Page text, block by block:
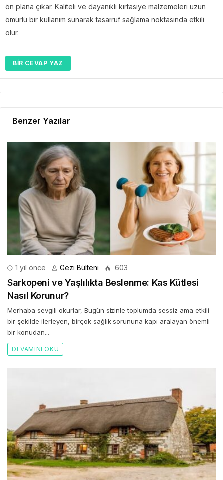
ön plana çıkar. Kaliteli ve dayanıklı kırtasiye malzemeleri uzun
ömürlü bir kullanım sunarak tasarruf sağlama noktasında etkili
olur.
BIR CEVAP YAZ
Benzer Yazılar
1 yıl önce Gezi Bülteni 603
Sarkopeni ve Yaşlılıkta Beslenme: Kas Kütlesi
Nasıl Korunur?
Merhaba sevgili okurlar, Bugün sizinle toplumda sessiz ama etkili
bir şekilde ilerleyen, birçok sağlık sorununa kapı aralayan önemli
bir konudan...
DEVAMINI OKU